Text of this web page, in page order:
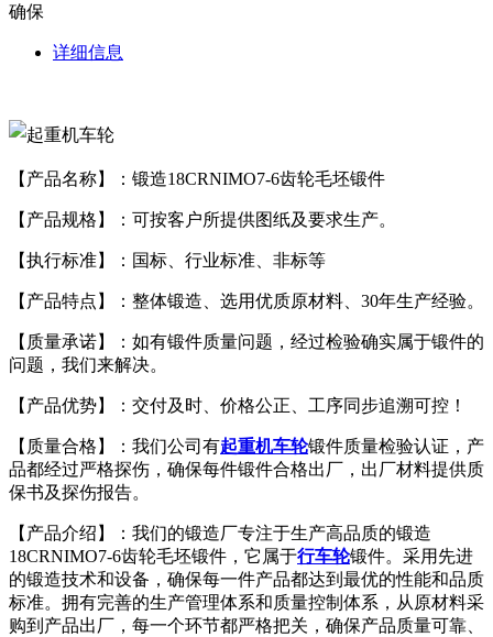
确保
详细信息
【产品名称】：锻造18CRNIMO7-6齿轮毛坯锻件
【产品规格】：可按客户所提供图纸及要求生产。
【执行标准】：国标、行业标准、非标等
【产品特点】：整体锻造、选用优质原材料、30年生产经验。
【质量承诺】：如有锻件质量问题，经过检验确实属于锻件的
问题，我们来解决。
【产品优势】：交付及时、价格公正、工序同步追溯可控！
【质量合格】：我们公司有起重机车轮锻件质量检验认证，产
品都经过严格探伤，确保每件锻件合格出厂，出厂材料提供质
保书及探伤报告。
【产品介绍】：我们的锻造厂专注于生产高品质的锻造
18CRNIMO7-6齿轮毛坯锻件，它属于行车轮锻件。采用先进
的锻造技术和设备，确保每一件产品都达到最优的性能和品质
标准。拥有完善的生产管理体系和质量控制体系，从原材料采
购到产品出厂，每一个环节都严格把关，确保产品质量可靠、